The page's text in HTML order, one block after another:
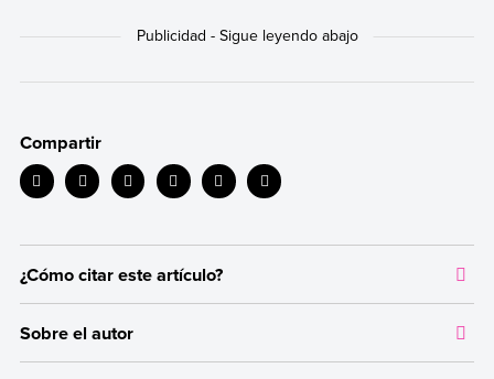
Compartir
¿Cómo citar este artículo?
dar crédito a los autores correspondientes y evitar incurrir en
plagio. Además, permite a los lectores acceder a las fuentes
Sobre el autor